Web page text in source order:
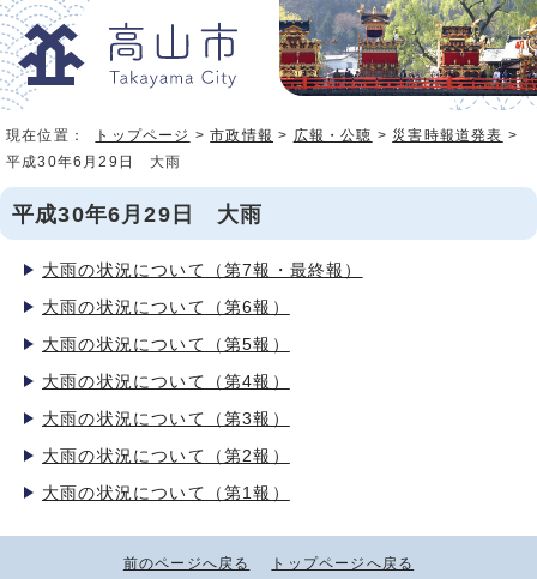
現在位置： トップページ >市政情報 > 広報・公聴 > 災害時報道発表 >
平成30年6月29日 大雨
平成30年6月29日 大雨
大雨の状況について（第7報・最終報）
大雨の状況について（第6報）
大雨の状況について（第5報）
大雨の状況について（第4報）
大雨の状況について（第3報）
大雨の状況について（第2報）
大雨の状況について（第1報）
前のページへ戻る トップページへ戻る